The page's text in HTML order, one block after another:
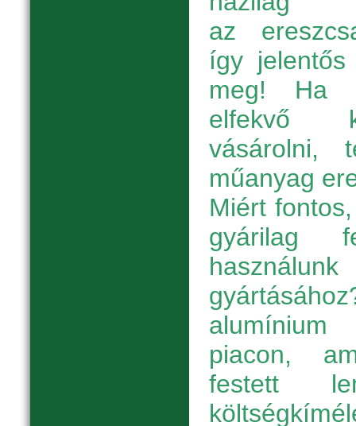
az
így jelentős
meg! Ha
elfekvő
vásárolni,
műanyag
Miért
gyárilag
piacon,
festett